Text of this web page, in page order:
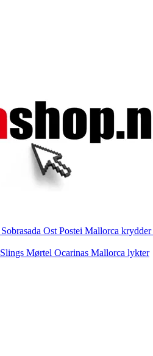
Sobrasada Ost Postei Mallorca krydder
Slings Mørtel Ocarinas Mallorca lykter